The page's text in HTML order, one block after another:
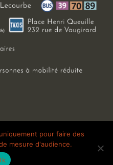
réservés | Mentions légales
photo
pour faire des
mesure d'audience.